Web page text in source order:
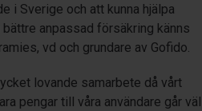
i Sverige och att kunna hjälpa
bättre anpassad försäkring känns
vd och grundare av Gofido.
lovande samarbete då vårt
pengar till våra användare går väl